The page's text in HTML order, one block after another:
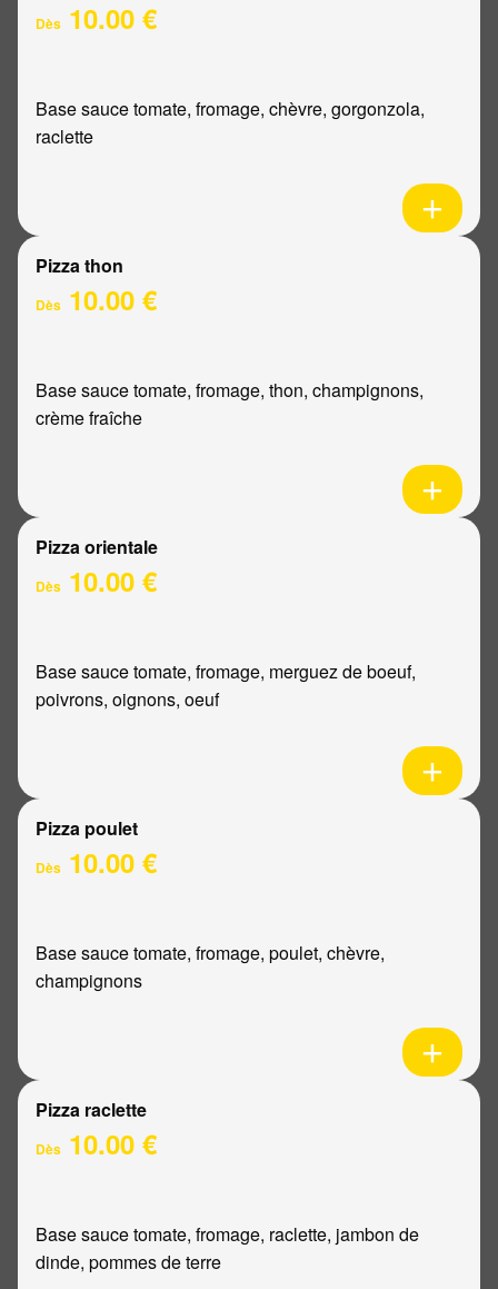
Dès 10.00 €
Base sauce tomate, fromage, chèvre, gorgonzola,
raclette
Pizza thon
Dès 10.00 €
Base sauce tomate, fromage, thon, champignons,
crème fraîche
Pizza orientale
Dès 10.00 €
Base sauce tomate, fromage, merguez de boeuf,
poivrons, oignons, oeuf
Pizza poulet
Dès 10.00 €
Base sauce tomate, fromage, poulet, chèvre,
champignons
Pizza raclette
Dès 10.00 €
Base sauce tomate, fromage, raclette, jambon de
dinde, pommes de terre